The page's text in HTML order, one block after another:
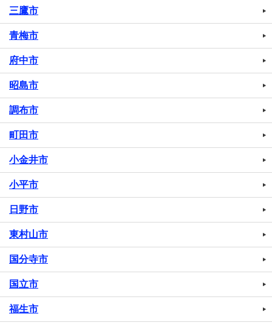
三鷹市
青梅市
府中市
昭島市
調布市
町田市
小金井市
小平市
日野市
東村山市
国分寺市
国立市
福生市